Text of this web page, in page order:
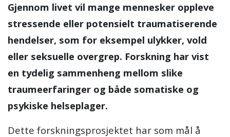
Gjennom livet vil mange mennesker oppleve
stressende eller potensielt traumatiserende
hendelser, som for eksempel ulykker, vold
eller seksuelle overgrep. Forskning har vist
en tydelig sammenheng mellom slike
traumeerfaringer og både somatiske og
psykiske helseplager.
Dette forskningsprosjektet har som mål å